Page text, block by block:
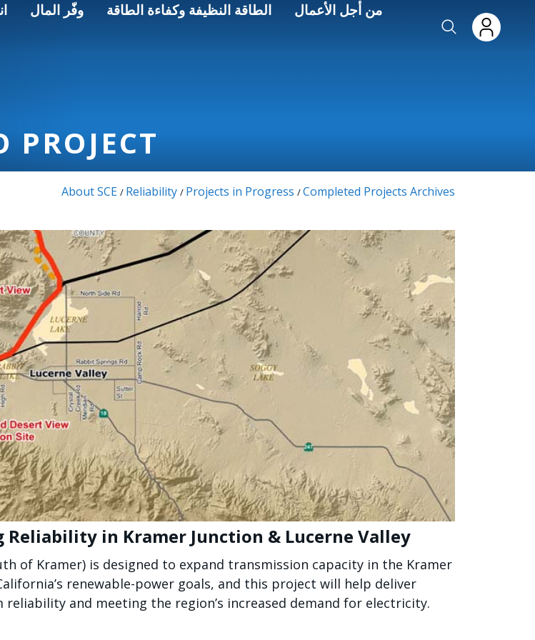
وفّر المال الطاقة النظيفة وكفاءة الطاقة من أجل الأعمال
PROJECT
About SCE / Reliability / Projects in Progress /Completed Projects Archives
in Kramer Junction & Lucerne Valley
of Kramer) is designed to expand transmission capacity in the Kramer
renewable-power goals, and this project will help deliver
and meeting the region’s increased demand for electricity.